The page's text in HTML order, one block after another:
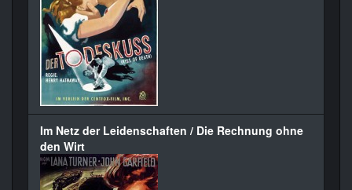
Im Netz der Leidenschaften / Die Rechnung ohne
den Wirt